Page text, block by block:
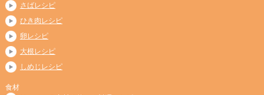
さばレシピ
ひき肉レシピ
卵レシピ
大根レシピ
しめじレシピ
食材